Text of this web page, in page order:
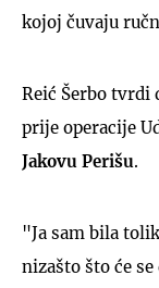
kojoj čuvaju
Reić Šerbo tvrdi
prije operacije
Jakovu Perišu.
"Ja sam bila
nizašto što će